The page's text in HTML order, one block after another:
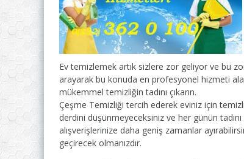
Ev temizlemek artık sizlere zor geliyor ve bu
arayarak bu konuda en profesyonel hizmeti
mükemmel temizliğin tadını çıkarın.
Çeşme Temizliği tercih ederek eviniz için
derdini düşünmeyeceksiniz ve her günün
alışverişlerinize daha geniş zamanlar
geçirecek olmanızdır.